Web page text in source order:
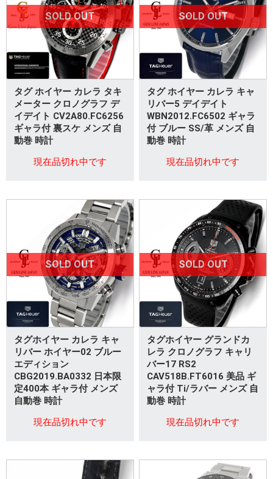
SOLD OUT
タグ ホイヤー カレラ タキ
メーター クロノグラフ デ
イデイト CV2A80.FC6256
ギャラ付 裏スケ メンズ 自
動巻 時計
現在品切れ中です
SOLD OUT
タグ ホイヤー カレラ キャ
リバー5 デイデイト
WBN2012.FC6502 ギャラ
付 ブルー SS/革 メンズ 自
動巻 時計
現在品切れ中です
SOLD OUT
タグホイヤー カレラ キャ
リバー ホイヤー02 ブルー
エディション
CBG2019.BA0332 日本限
定400本 ギャラ付 メンズ
自動巻 時計
現在品切れ中です
SOLD OUT
タグホイヤー グランドカ
レラ クロノグラフ キャリ
バー17 RS2
CAV518B.FT6016 美品 ギ
ャラ付 Ti/ラバー メンズ 自
動巻 時計
現在品切れ中です